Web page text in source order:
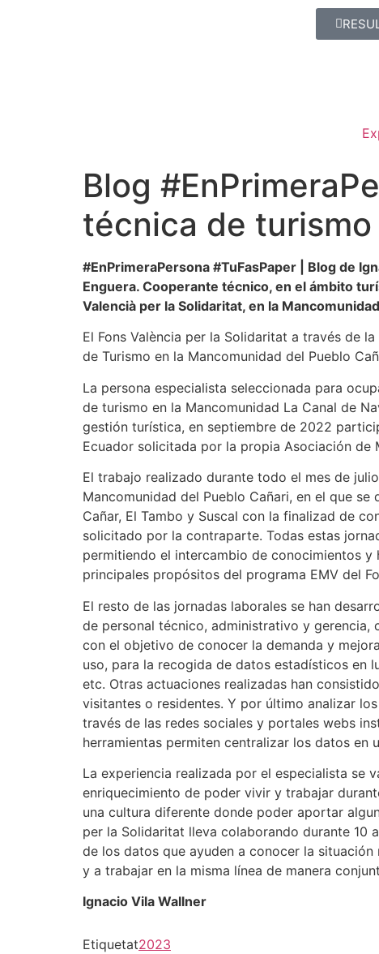
Blog
técnica de turismo
#EnPrimeraPersona #TuFasPaper | Blog de
Enguera. Cooperante técnico, en el ámbito
Valencià per la Solidaritat, en la
El Fons València per la Solidaritat a través de
de Turismo en la Mancomunidad del Pueblo
La persona especialista seleccionada para
de turismo en la Mancomunidad La Canal de
gestión turística, en septiembre de 2022
Ecuador solicitada por la propia Asociación de
El trabajo realizado durante todo el mes de
Mancomunidad del Pueblo Cañari, en el que
Cañar, El Tambo y Suscal con la finalizad de
solicitado por la contraparte. Todas estas
permitiendo el intercambio de conocimientos
principales propósitos del programa EMV del
El resto de las jornadas laborales se han
de personal técnico, administrativo y
con el objetivo de conocer la demanda y
uso, para la recogida de datos estadísticos en
etc. Otras actuaciones realizadas han
visitantes o residentes. Y por último analizar
través de las redes sociales y portales webs
herramientas permiten centralizar los datos
La experiencia realizada por el especialista se
enriquecimiento de poder vivir y trabajar
una cultura diferente donde poder aportar
per la Solidaritat lleva colaborando durante 10
de los datos que ayuden a conocer la
y a trabajar en la misma línea de manera
Ignacio Vila Wallner
Etiquetat2023